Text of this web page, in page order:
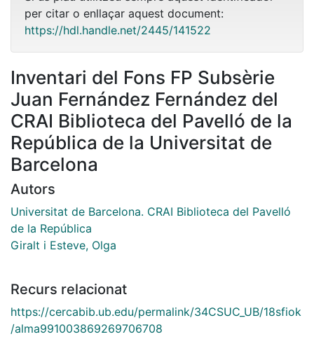
per citar o enllaçar aquest document:
https://hdl.handle.net/2445/141522
Inventari del Fons FP Subsèrie
Juan Fernández Fernández del
CRAI Biblioteca del Pavelló de la
República de la Universitat de
Barcelona
Autors
Universitat de Barcelona. CRAI Biblioteca del Pavelló
de la República
Giralt i Esteve, Olga
Recurs relacionat
https://cercabib.ub.edu/permalink/34CSUC_UB/18sfiok
/alma991003869269706708